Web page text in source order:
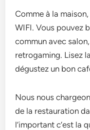
Comme à la
WIFI. Vous pouvez
commun avec
retrogaming. Lisez
dégustez un bon
Nous nous
de la restauration
l’important c’est la